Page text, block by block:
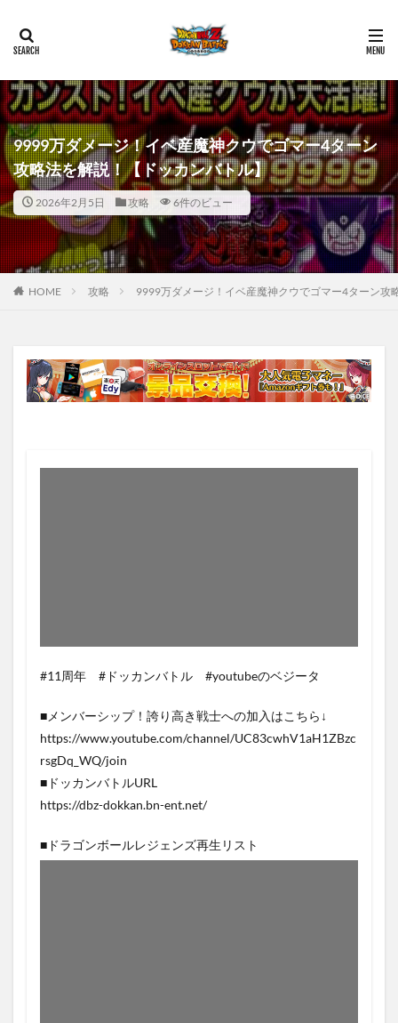
9999万ダメージ！イベ産魔神クウでゴマー4ターン
攻略法を解説！【ドッカンバトル】
2026年2月5日 攻略 6件のビュー
HOME 攻略 9999万ダメージ！イベ産魔神クウでゴマー4ターン攻
#11周年 #ドッカンバトル #youtubeのベジータ
■メンバーシップ！誇り高き戦士への加入はこちら↓
https://www.youtube.com/channel/UC83cwhV1aH1ZBzc
rsgDq_WQ/join
■ドッカンバトルURL
https://dbz-dokkan.bn-ent.net/
■ドラゴンボールレジェンズ再生リスト